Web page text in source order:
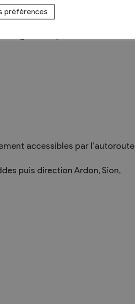
– Martigny. Comptez ensuite
Clages – Mayens-de-
accessibles par l’autoroute
puis direction Ardon, Sion,
préférences